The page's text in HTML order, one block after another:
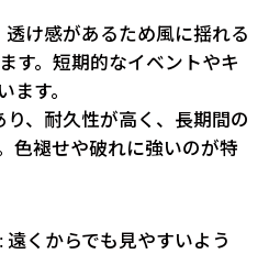
透け感があるため風に揺れる
す。短期的なイベントやキ
ます。
り、耐久性が高く、長期間の
色褪せや破れに強いのが特
: 遠くからでも見やすいよう